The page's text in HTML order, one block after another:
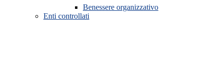
Benessere organizzativo
Enti controllati